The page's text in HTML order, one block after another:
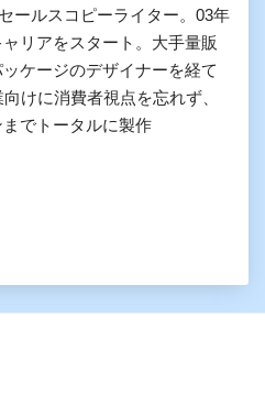
ールスコピーライター。03年
リアをスタート。大手量販
ケージのデザイナーを経て
けに消費者視点を忘れず、
でトータルに製作